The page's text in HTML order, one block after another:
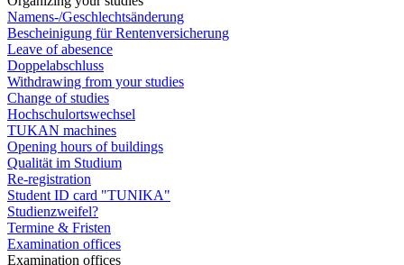
Namens-/Geschlechtsänderung
Bescheinigung für Rentenversicherung
Leave of abesence
Doppelabschluss
Withdrawing from your studies
Change of studies
Hochschulortswechsel
TUKAN machines
Opening hours of buildings
Qualität im Studium
Re-registration
Student ID card "TUNIKA"
Studienzweifel?
Termine & Fristen
Examination offices
Examination offices